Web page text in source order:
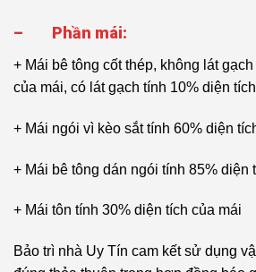
– Phần mái:
+ Mái bê tông cốt thép, không lát
của mái, có lát gạch tính 10% diện
+ Mái ngói vì kèo sắt tính 60% diện
+ Mái bê tông dán ngói tính 85% diện
+ Mái tôn tính 30% diện tích của mái
Bảo trì nhà Uy Tín cam kết sử dụng